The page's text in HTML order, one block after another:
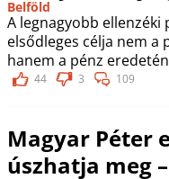
Belföld
A legnagyobb
elsődleges célja nem a
hanem a pénz
44 3 109
Magyar Péter
úszhatja meg